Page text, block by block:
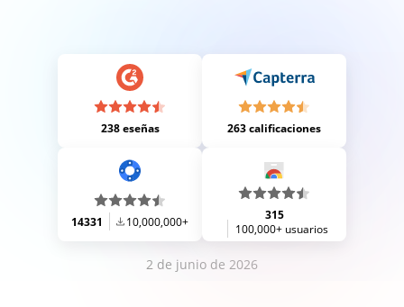
238 eseñas 263 calificaciones
14331 10,000,000+
315
100,000+ usuarios
2 de junio de 2026